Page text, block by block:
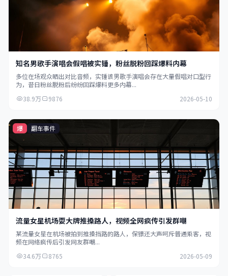
知名男歌手演唱会假唱被实锤，粉丝脱粉回踩爆料内幕
多位在场观众晒出对比音频，实锤该男歌手演唱会存在大量假唱对口型行
为，昔日粉丝脱粉后纷纷回踩爆料更多内幕...
38.9万
9876 2026-05-10
爆 翻车事件
流量女星机场耍大牌推搡路人，视频全网疯传引发群嘲
某流量女星在机场被拍到推搡挡路的路人，保镖还大声呵斥普通乘客，视
频在网络疯传后引发网友群嘲...
34.6万
8765 2026-05-09